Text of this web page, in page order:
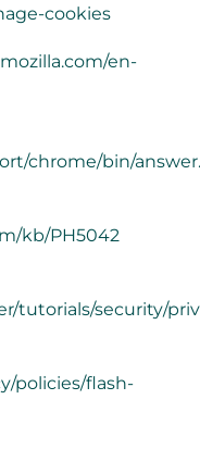
cookies
en-
chrome/bin/
kb/PH5042
tutorials/security/
policies/flash-